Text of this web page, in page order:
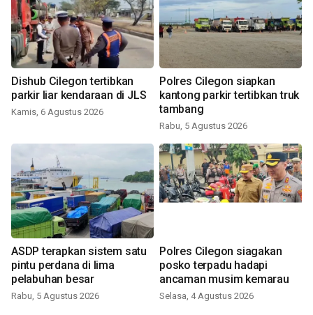
Dishub Cilegon tertibkan
parkir liar kendaraan di JLS
Kamis, 6 Agustus 2026
Polres Cilegon siapkan
kantong parkir tertibkan truk
tambang
Rabu, 5 Agustus 2026
ASDP terapkan sistem satu
pintu perdana di lima
pelabuhan besar
Rabu, 5 Agustus 2026
Polres Cilegon siagakan
posko terpadu hadapi
ancaman musim kemarau
Selasa, 4 Agustus 2026